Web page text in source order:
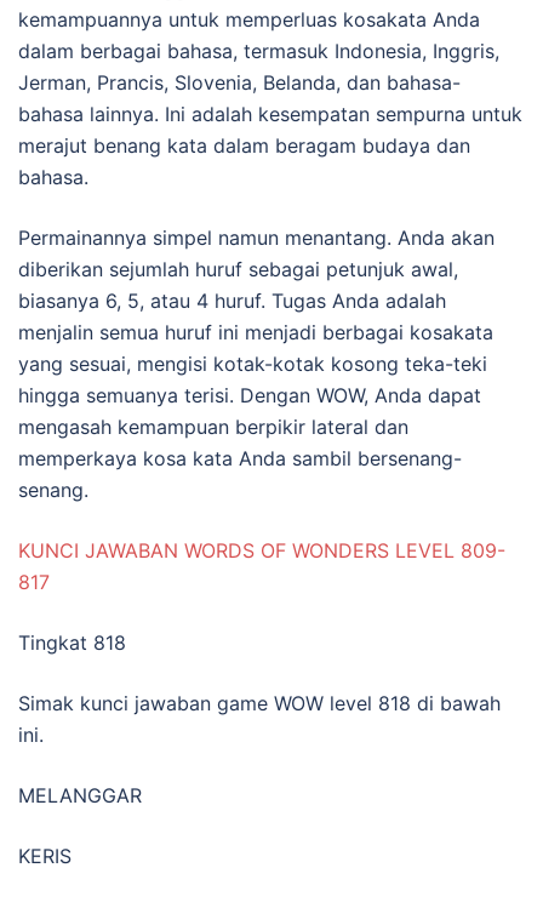
kemampuannya untuk memperluas kosakata Anda
dalam berbagai bahasa, termasuk Indonesia, Inggris,
Jerman, Prancis, Slovenia, Belanda, dan bahasa-
bahasa lainnya. Ini adalah kesempatan sempurna untuk
merajut benang kata dalam beragam budaya dan
bahasa.
Permainannya simpel namun menantang. Anda akan
diberikan sejumlah huruf sebagai petunjuk awal,
biasanya 6, 5, atau 4 huruf. Tugas Anda adalah
menjalin semua huruf ini menjadi berbagai kosakata
yang sesuai, mengisi kotak-kotak kosong teka-teki
hingga semuanya terisi. Dengan WOW, Anda dapat
mengasah kemampuan berpikir lateral dan
memperkaya kosa kata Anda sambil bersenang-
senang.
KUNCI JAWABAN WORDS OF WONDERS LEVEL 809-
817
Tingkat 818
Simak kunci jawaban game WOW level 818 di bawah
ini.
MELANGGAR
KERIS